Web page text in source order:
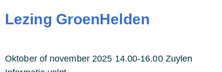
Lezing GroenHelden
Oktober of november 2025 14.00-16.00 Zuylen